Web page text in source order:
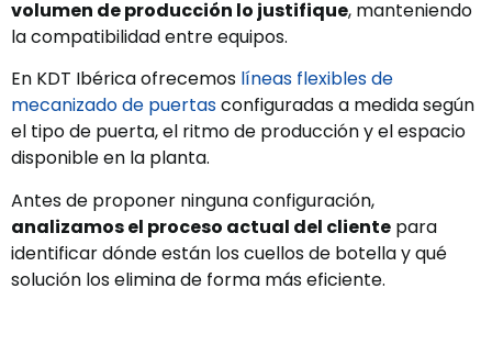
volumen de producción lo justifique, manteniendo
la compatibilidad entre equipos.
En KDT Ibérica ofrecemos líneas flexibles de
mecanizado de puertasconfiguradas a medida según
el tipo de puerta, el ritmo de producción y el espacio
disponible en la planta.
Antes de proponer ninguna configuración,
analizamos el proceso actual del cliente para
identificar dónde están los cuellos de botella y qué
solución los elimina de forma más eficiente.